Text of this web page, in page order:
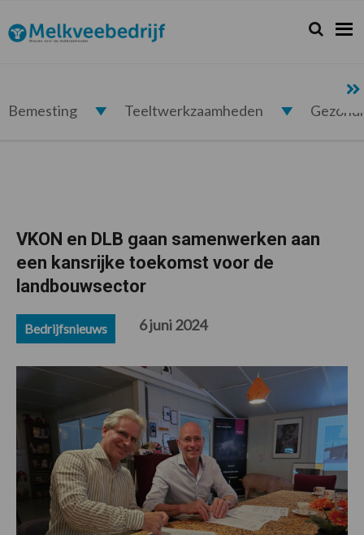
de
hoofdnavigatie
de
hoofd
de
eerste
de
voettekst
Melkveebedrijf.nl Zoeken...
Zoek
Bemesting Teeltwerkzaamheden
VKON en DLB gaan samenwerken aan
een kansrijke toekomst voor de
landbouwsector
Bedrijfsnieuws 6 juni 2024